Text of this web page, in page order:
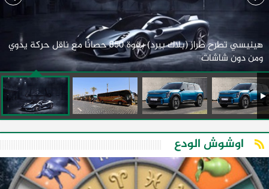
هينيسي تطرح طراز (بلاك بيرد) بقوة 850 حصانًا مع ناقل حركة يدوي
ومن دون شاشات
اوشوش الودع